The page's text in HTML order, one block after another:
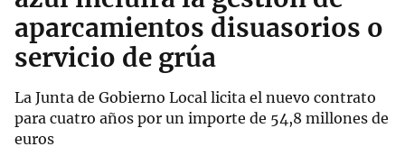
aparcamientos disuasorios o
servicio de grúa
La Junta de Gobierno Local licita el nuevo contrato
para cuatro años por un importe de 54,8 millones de
euros